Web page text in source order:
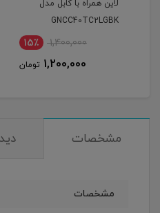
پورت 50W (PD 30W + QC
20W) گرین لاین
1,400,000 15٪
1,200,000 تومان
مشخصات
مشخصات